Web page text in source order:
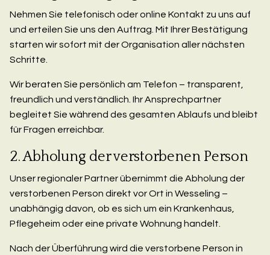
Nehmen Sie telefonisch oder online Kontakt zu uns auf
und erteilen Sie uns den Auftrag. Mit Ihrer Bestätigung
starten wir sofort mit der Organisation aller nächsten
Schritte.
Wir beraten Sie persönlich am Telefon – transparent,
freundlich und verständlich. Ihr Ansprechpartner
begleitet Sie während des gesamten Ablaufs und bleibt
für Fragen erreichbar.
2. Abholung der verstorbenen Person
Unser regionaler Partner übernimmt die Abholung der
verstorbenen Person direkt vor Ort in Wesseling –
unabhängig davon, ob es sich um ein Krankenhaus,
Pflegeheim oder eine private Wohnung handelt.
Nach der Überführung wird die verstorbene Person in